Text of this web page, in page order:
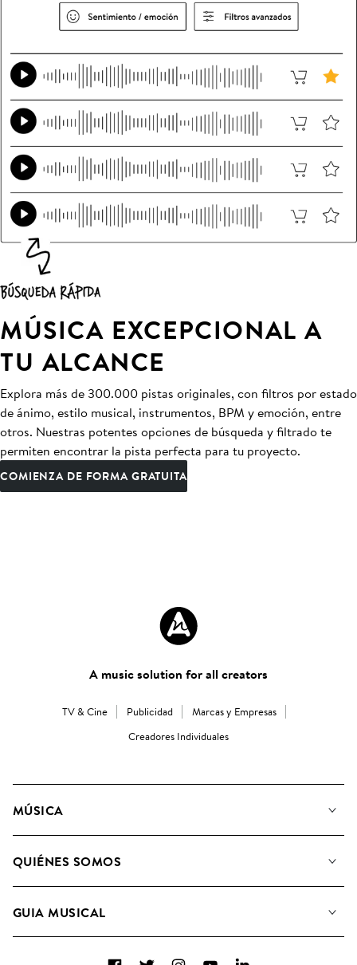
MÚSICA EXCEPCIONAL A
TU ALCANCE
Explora más de 300.000 pistas originales, con filtros por estado
de ánimo, estilo musical, instrumentos, BPM y emoción, entre
otros. Nuestras potentes opciones de búsqueda y filtrado te
permiten encontrar la pista perfecta para tu proyecto.
COMIENZA DE FORMA GRATUITA
A music solution for all creators
TV & Cine Publicidad
Marcas y Empresas
Creadores Individuales
MÚSICA
Buscar
QUIÉNES SOMOS
Candidaturas Nuevos Compositores
GUIA MUSICAL